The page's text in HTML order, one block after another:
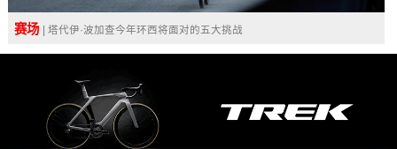
赛场 | 塔代伊·波加查今年环西将面对的五大挑战